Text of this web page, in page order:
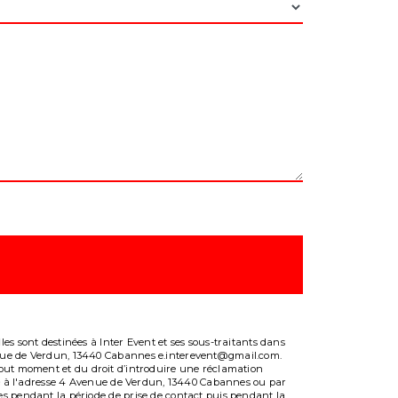
sont destinées à Inter Event et ses sous-traitants dans
de Verdun, 13440 Cabannes e.interevent@gmail.com.
moment et du droit d’introduire une réclamation
l'adresse 4 Avenue de Verdun, 13440 Cabannes ou par
pendant la période de prise de contact puis pendant la